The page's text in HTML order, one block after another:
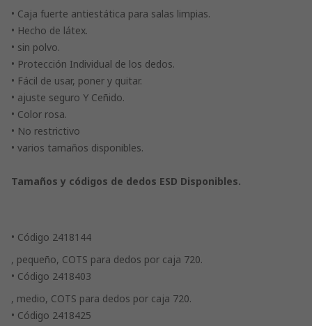
• Caja fuerte antiestática para salas limpias.
• Hecho de látex.
• sin polvo.
• Protección Individual de los dedos.
• Fácil de usar, poner y quitar.
• ajuste seguro Y Ceñido.
• Color rosa.
• No restrictivo
• varios tamaños disponibles.
Tamaños y códigos de dedos ESD Disponibles.
• Código 2418144
, pequeño, COTS para dedos por caja 720.
• Código 2418403
, medio, COTS para dedos por caja 720.
• Código 2418425